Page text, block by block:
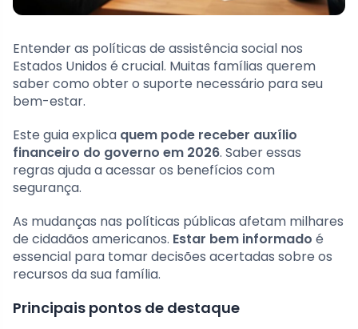
Entender as políticas de assistência social nos
Estados Unidos é crucial. Muitas famílias querem
saber como obter o suporte necessário para seu
bem-estar.
Este guia explica quem pode receber auxílio
financeiro do governo em 2026. Saber essas
regras ajuda a acessar os benefícios com
segurança.
As mudanças nas políticas públicas afetam milhares
de cidadãos americanos. Estar bem informado é
essencial para tomar decisões acertadas sobre os
recursos da sua família.
Principais pontos de destaque